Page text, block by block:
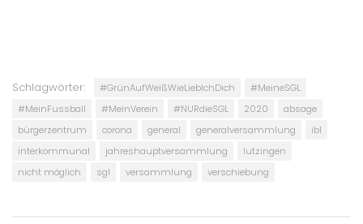
Schlagwörter: #GrünAufWeißWieLiebIchDich
#MeineSGL
#MeinFussball
#MeinVerein #NURdieSGL 2020
absage
bürgerzentrum
corona general generalversammlung
ibl
interkommunal
jahreshauptversammlung
lutzingen
nicht möglich
sgl versammlung verschiebung